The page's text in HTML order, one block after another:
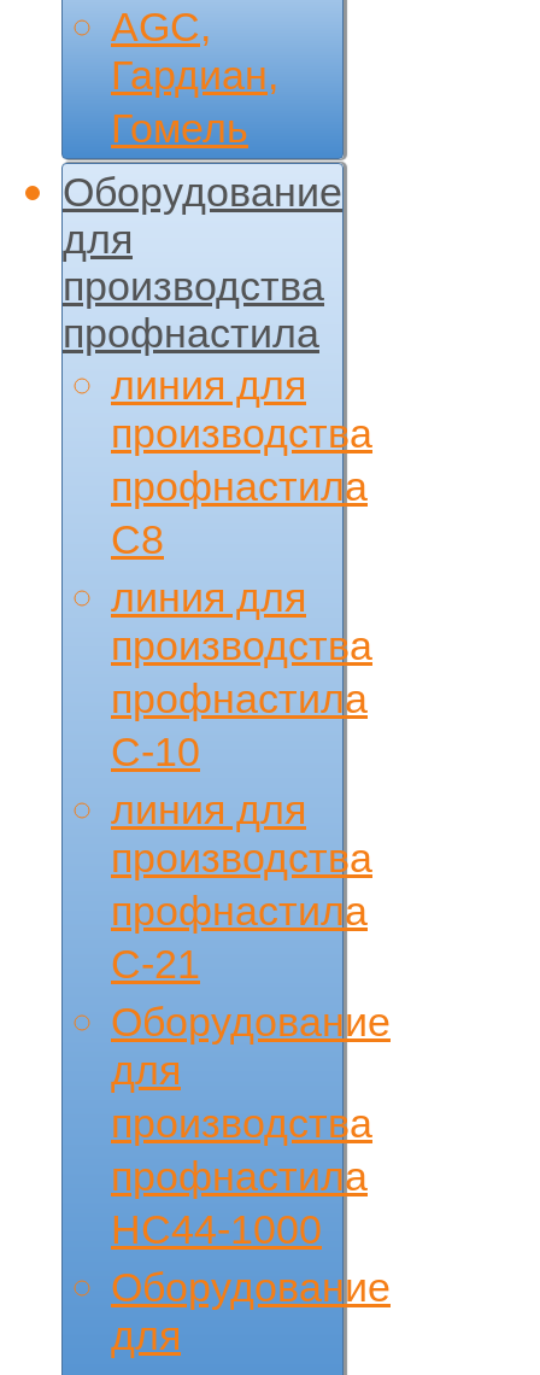
AGC,
Гардиан,
Гомель
Оборудование
для
производства
профнастила
линия для
производства
профнастила
С8
линия для
производства
профнастила
С-10
линия для
производства
профнастила
С-21
Оборудование
для
производства
профнастила
НС44-1000
Оборудование
для